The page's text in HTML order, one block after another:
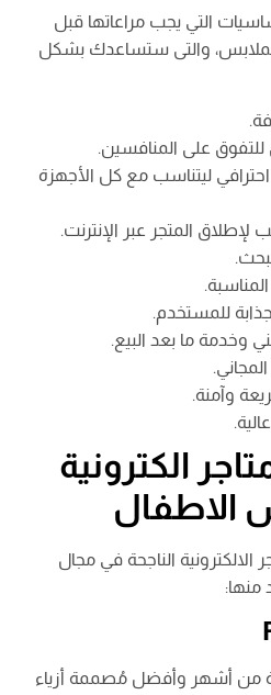
التي يجب مراعاتها قبل
الملابس، والتى ستساعدك بشكل
للتفوق على المنافسين.
ليتناسب مع كل الأجهزة
لإطلاق المتجر عبر الإنترنت.
للمستخدم.
وخدمة ما بعد البيع.
وآمنة.
الكترونية
الاطفال
الالكترونية الناجحة في مجال
منها:
من أشهر وأفضل مُصممة أزياء